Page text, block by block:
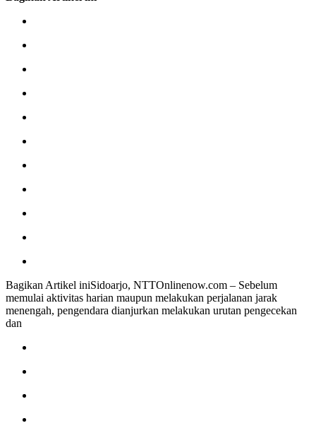
Bagikan Artikel iniSidoarjo, NTTOnlinenow.com – Sebelum
memulai aktivitas harian maupun melakukan perjalanan jarak
menengah, pengendara dianjurkan melakukan urutan pengecekan
dan